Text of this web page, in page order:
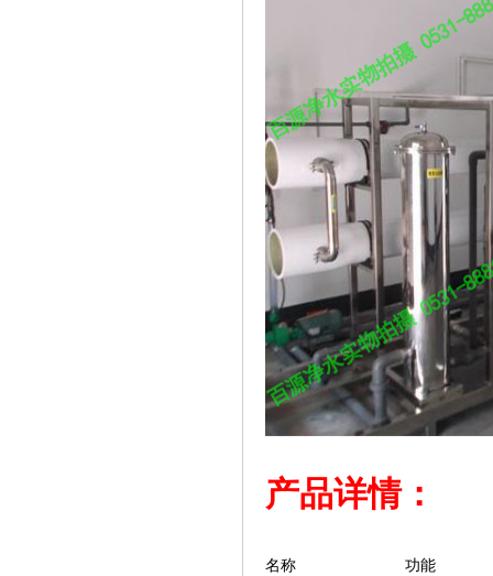
产品详情：
名称 功能